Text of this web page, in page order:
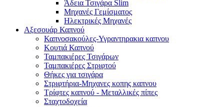
Άδεια Τσιγάρα Slim
Μηχανές Γεμίσματος
Ηλεκτρικές Μηχανές
Αξεσουάρ Καπνού
Καπνοσακούλες-Υγραντηρακια καπνου
Κουτιά Καπνού
Ταμπακιέρες Τσιγάρων
Ταμπακιέρες Στριφτού
Θήκες για τσιγάρα
Στριφτήρια-Μηχανες κοπης καπνου
Τρίφτες καπνού - Μεταλλικές πίπες
Σταχτοδοχεία